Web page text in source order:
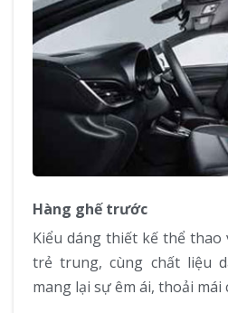
Hàng ghế trước
Kiểu dáng thiết kế thể thao
trẻ trung, cùng chất liệu
mang lại sự êm ái, thoải mái